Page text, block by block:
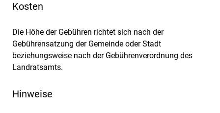
Kosten
Die Höhe der Gebühren richtet sich nach der
Gebührensatzung der Gemeinde oder Stadt
beziehungsweise nach der Gebührenverordnung des
Landratsamts.
Hinweise